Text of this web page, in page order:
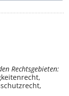
Rechtsgebieten: